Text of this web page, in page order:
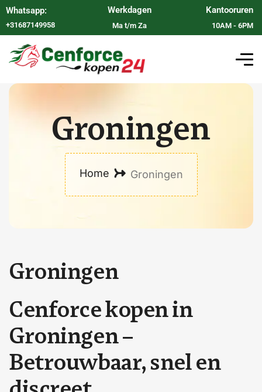
Whatsapp:
+31687149958
Werkdagen
Ma t/m Za
Kantooruren
10AM - 6PM
Groningen
Home Groningen
Groningen
Cenforcekopenin
Groningen–
Betrouwbaar,snelen